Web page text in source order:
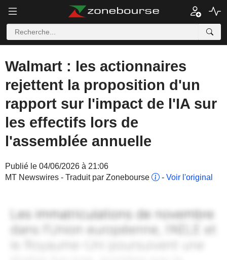
Walmart : les actionnaires
rejettent la proposition d'un
rapport sur l'impact de l'IA sur
les effectifs lors de
l'assemblée annuelle
Publié le 04/06/2026 à 21:06
MT Newswires - Traduit par Zonebourse
- Voir l'original